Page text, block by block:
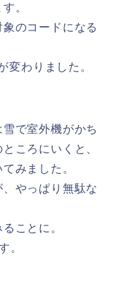
。
のコードになる
変わりました。
で室外機がかち
ころにいくと、
みました。
やっぱり無駄な
ことに。
。